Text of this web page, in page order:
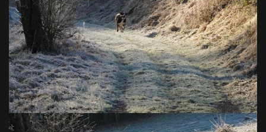
VOIR EN GRAND